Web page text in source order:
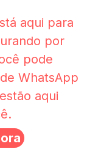
aqui para
por
pode
WhatsApp
aqui